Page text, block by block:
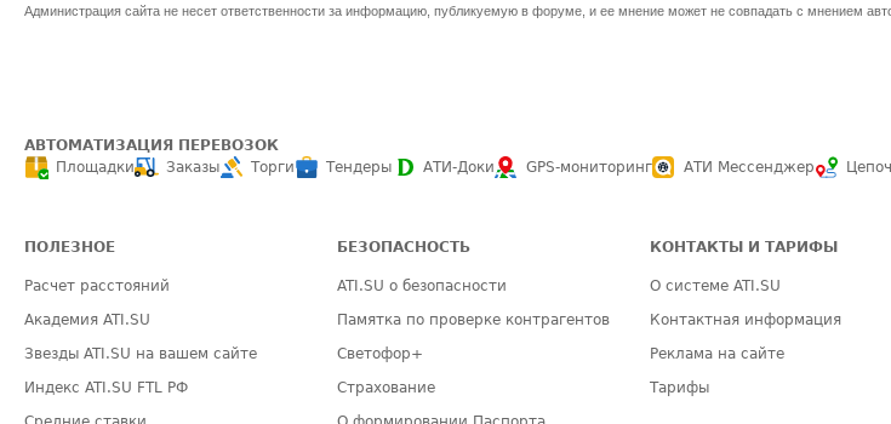
Администрация сайта не несет ответственности за информацию, публикуемую в форуме, и ее мнение может не совпадать с мнением
АВТОМАТИЗАЦИЯ ПЕРЕВОЗОК
Площадки
Заказы Торги Тендеры АТИ-Доки GPS-мониторинг АТИ Мессенджер
ПОЛЕЗНОЕ
Расчет расстояний
Академия ATI.SU
Звезды ATI.SU на вашем сайте
Индекс ATI.SU FTL РФ
БЕЗОПАСНОСТЬ
ATI.SU о безопасности
Памятка по проверке контрагентов
Светофор+
Страхование
КОНТАКТЫ И ТАРИФЫ
О системе ATI.SU
Контактная информация
Реклама на сайте
Тарифы